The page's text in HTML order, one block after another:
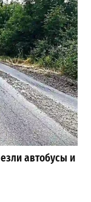
автобусы и